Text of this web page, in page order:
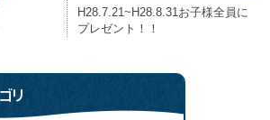
H28.7.21~H28.8.31お子様全員に
プレゼント！！
リ